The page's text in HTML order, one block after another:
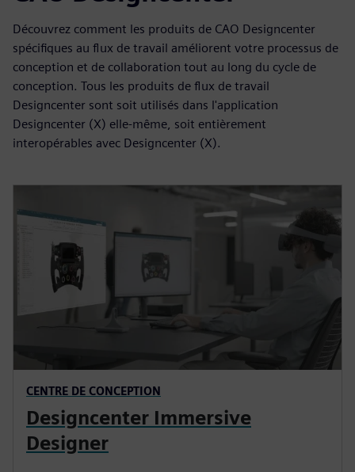
Découvrez comment les produits de CAO Designcenter
spécifiques au flux de travail améliorent votre processus de
conception et de collaboration tout au long du cycle de
conception. Tous les produits de flux de travail
Designcenter sont soit utilisés dans l'application
Designcenter (X) elle-même, soit entièrement
interopérables avec Designcenter (X).
CENTRE DE CONCEPTION
Designcenter Immersive
Designer